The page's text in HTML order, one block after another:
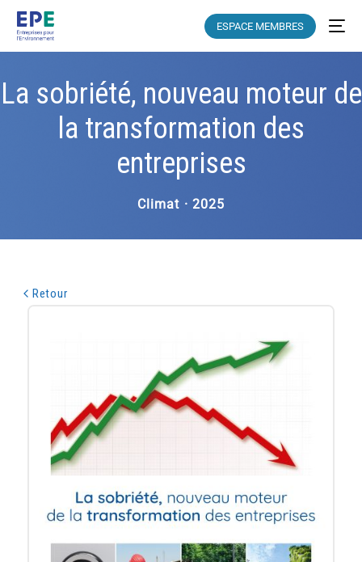
ESPACE MEMBRES
La sobriété, nouveau moteur de
la transformation des
entreprises
Climat · 2025
Retour